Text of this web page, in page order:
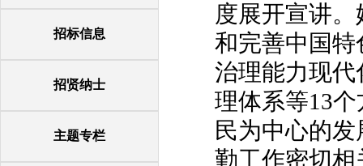
招标信息
招贤纳士
主题专栏
度展开宣讲
和完善中国
治理能力现代
理体系等13
民为中心的
勤工作密切